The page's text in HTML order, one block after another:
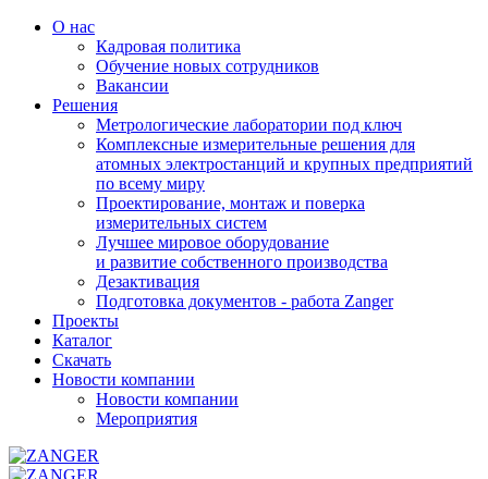
О нас
Кадровая политика
Обучение новых сотрудников
Вакансии
Решения
Метрологические лаборатории под ключ
Комплексные измерительные решения для
атомных электростанций и крупных предприятий
по всему миру
Проектирование, монтаж и поверка
измерительных систем
Лучшее мировое оборудование
и развитие собственного производства
Дезактивация
Подготовка документов - работа Zanger
Проекты
Каталог
Скачать
Новости компании
Новости компании
Мероприятия